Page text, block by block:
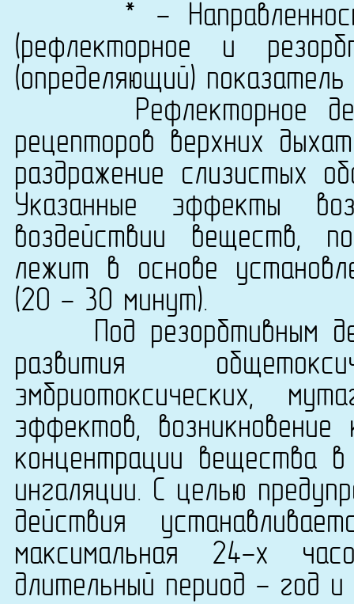
* - Направленность
(рефлекторное и
(определяющий)
Рефлекторное
рецепторов верхних
раздражение слизистых
Указанные эффекты
воздействии веществ,
лежит в основе
(20 - 30 минут).
Под резорбтивным
развития
эмбриотоксических,
эффектов,
концентрации вещества
ингаляции. С целью
действия
максимальная 24-х
длительный период - год и